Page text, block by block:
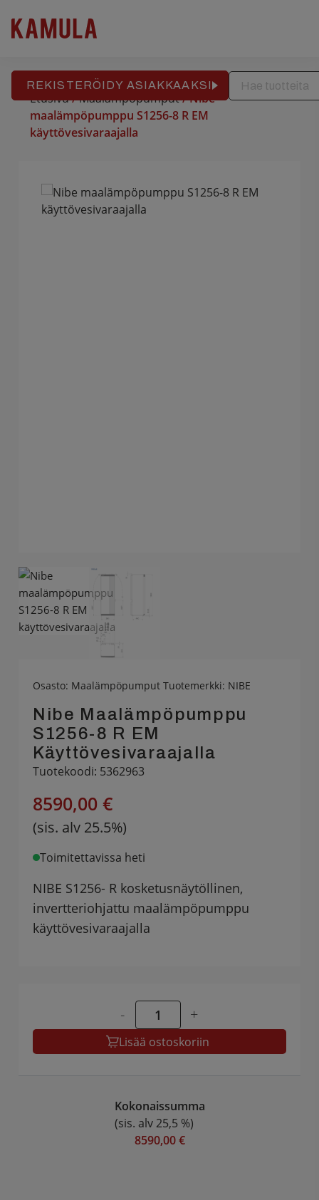
sisältöön
APTEEKKITALO
REKISTERÖIDY ASIAKKAAKSI
Etusivu/Maalämpöpumput/ Nibe
maalämpöpumppu S1256-8 R EM
käyttövesivaraajalla
Osasto: Maalämpöpumput Tuotemerkki: NIBE
Nibe Maalämpöpumppu
S1256-8 R EM
Käyttövesivaraajalla
Tuotekoodi: 5362963
8590,00 €
(sis. alv 25.5%)
Toimitettavissa heti
NIBE S1256- R kosketusnäytöllinen,
invertteriohjattu maalämpöpumppu
käyttövesivaraajalla
- +
Lisää ostoskoriin
Kokonaissumma
(sis. alv 25,5 %)
8590,00 €